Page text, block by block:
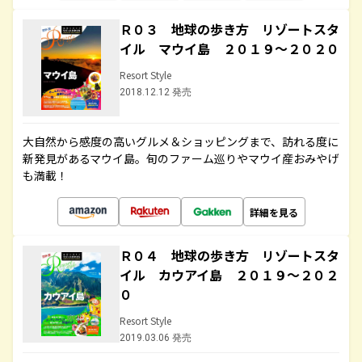
Ｒ０３ 地球の歩き方 リゾートスタ
イル マウイ島 ２０１９～２０２０
Resort Style
2018.12.12 発売
大自然から感度の高いグルメ＆ショッピングまで、訪れる度に
新発見があるマウイ島。旬のファーム巡りやマウイ産おみやげ
も満載！
詳細を見る
Ｒ０４ 地球の歩き方 リゾートスタ
イル カウアイ島 ２０１９～２０２
０
Resort Style
2019.03.06 発売